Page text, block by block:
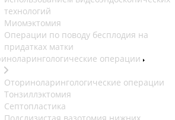
технологий
Миомэктомия
Операции по поводу бесплодия на
придатках матки
операции
Оториноларингологические операции
Тонзиллэктомия
Септопластика